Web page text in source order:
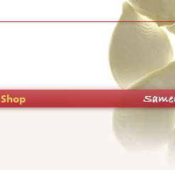
Shop